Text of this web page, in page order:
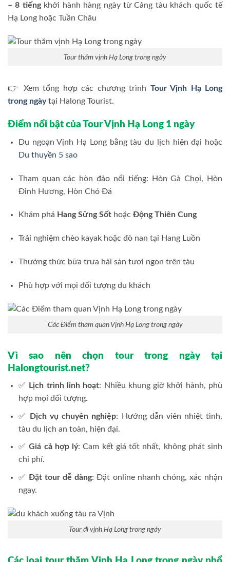
– 8 tiếngkhởi hành hàng ngày từ Cảng tàu khách quốc tế
Hạ Long hoặc Tuần Châu
Tour thăm vịnh Hạ Long trong ngày
👉 Xem tổng hợp các chương trình Tour Vịnh Hạ Long
trong ngàytại Halong Tourist.
Điểm nổi bật của Tour Vịnh Hạ Long 1 ngày
Du ngoạn Vịnh Hạ Long bằng tàu du lịch hiện đại hoặc
Du thuyền 5 sao
Tham quan các hòn đảo nổi tiếng: Hòn Gà Chọi, Hòn
Đỉnh Hương, Hòn Chó Đá
Khám phá Hang Sửng Sốthoặc Động Thiên Cung
Trải nghiệm chèo kayak hoặc đò nan tại Hang Luồn
Thưởng thức bữa trưa hải sản tươi ngon trên tàu
Phù hợp với mọi đối tượng du khách
Các Điểm tham quan Vịnh Hạ Long trong ngày
Vì sao nên chọn tour trong ngày tại
Halongtourist.net?
✅ Lịch trình linh hoạt: Nhiều khung giờ khởi hành, phù
hợp mọi đối tượng.
✅ Dịch vụ chuyên nghiệp: Hướng dẫn viên nhiệt tình,
tàu du lịch an toàn, hiện đại.
✅Giá cả hợp lý: Cam kết giá tốt nhất, không phát sinh
chi phí.
✅Đặt tour dễ dàng: Đặt online nhanh chóng, xác nhận
ngay.
Tour đi vịnh Hạ Long trong ngày